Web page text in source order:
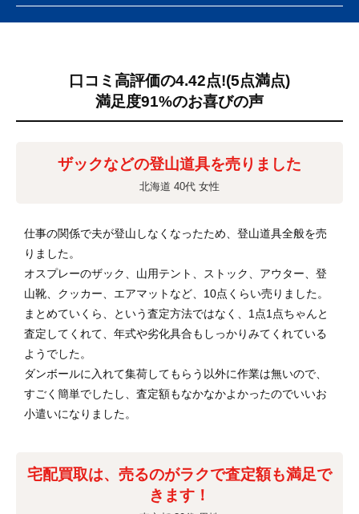
口コミ高評価の4.42点!(5点満点)
満足度91%のお喜びの声
ザックなどの登山道具を売りました
北海道 40代 女性
仕事の関係で夫が登山しなくなったため、登山道具全般を売
りました。
オスプレーのザック、山用テント、ストック、アウター、登
山靴、クッカー、エアマットなど、10点くらい売りました。
まとめていくら、という査定方法ではなく、1点1点ちゃんと
査定してくれて、年式や劣化具合もしっかりみてくれている
ようでした。
ダンボールに入れて集荷してもらう以外に作業は無いので、
すごく簡単でしたし、査定額もなかなかよかったのでいいお
小遣いになりました。
宅配買取は、売るのがラクで査定額も満足で
きます！